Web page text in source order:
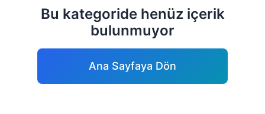
Bu kategoride henüz içerik
bulunmuyor
Ana Sayfaya Dön